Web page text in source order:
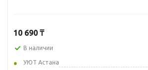
10 690 ₸
В наличии
УЮТ Астана